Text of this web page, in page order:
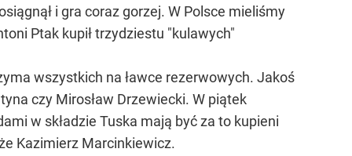
i gra coraz gorzej. W Polsce mieliśmy
Ptak kupił trzydziestu "kulawych"
wszystkich na ławce rezerwowych. Jakoś
czy Mirosław Drzewiecki. W piątek
w składzie Tuska mają być za to kupieni
Kazimierz Marcinkiewicz.